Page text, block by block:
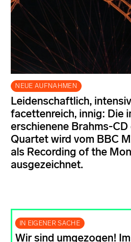
NEUE AUFNAHMEN
Leidenschaftlich,
facettenreich, innig: Die
erschienene Brahms-
Quartet wird vom BBC
als Recording of the
ausgezeichnet.
IN EIGENER SACHE
Wir sind umgezogen!